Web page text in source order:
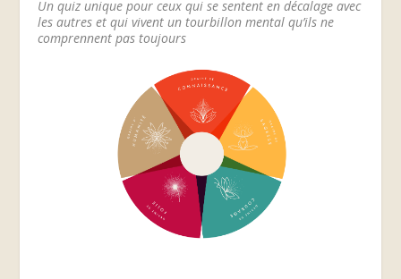
Un quiz unique pour ceux qui se sentent en décalage avec
les autres et qui vivent un tourbillon mental qu’ils ne
comprennent pas toujours